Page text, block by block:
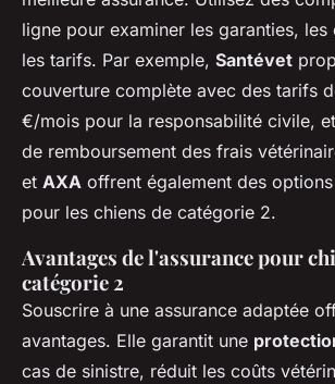
ligne pour examiner les garanties, les
les tarifs. Par exemple, Santévet
couverture complète avec des tarifs
€/mois pour la responsabilité civile,
de remboursement des frais
et AXA offrent également des
pour les chiens de catégorie 2.
Avantages de l'assurance pour
catégorie 2
Souscrire à une assurance adaptée
avantages. Elle garantit une
cas de sinistre, réduit les coûts